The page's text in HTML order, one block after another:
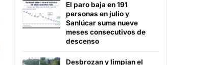
El paro baja en 191
personas en julio y
Sanlúcar suma nueve
meses consecutivos de
descenso
Desbrozan y limpian el